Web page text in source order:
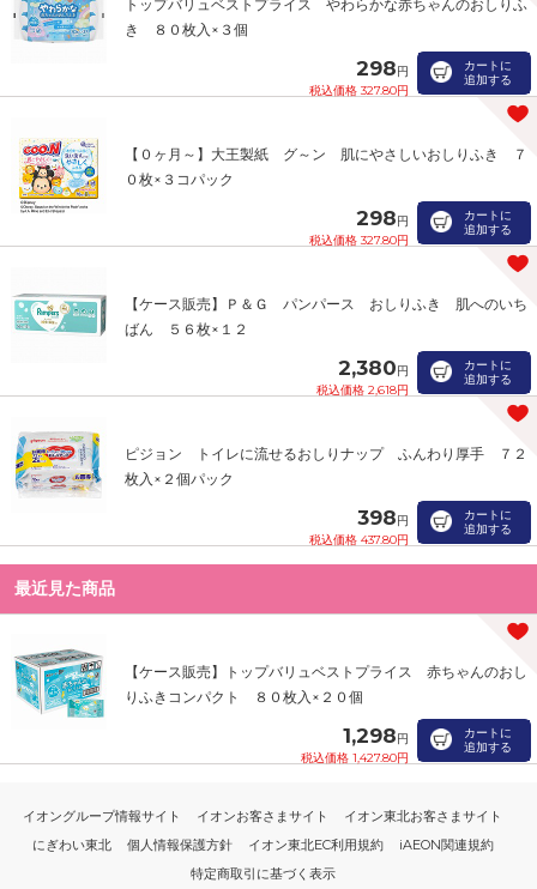
トップバリュベストプライス やわらかな赤ちゃんのおしりふ
き ８０枚入×３個
298円
税込価格 327.80円
カートに
追加する
【０ヶ月～】大王製紙 グ～ン 肌にやさしいおしりふき ７
０枚×３コパック
298円
税込価格 327.80円
カートに
追加する
【ケース販売】Ｐ＆Ｇ パンパース おしりふき 肌へのいち
ばん ５６枚×１２
2,380円
税込価格 2,618円
カートに
追加する
ピジョン トイレに流せるおしりナップ ふんわり厚手 ７２
枚入×２個パック
398円
税込価格 437.80円
カートに
追加する
最近見た商品
【ケース販売】トップバリュベストプライス 赤ちゃんのおし
りふきコンパクト ８０枚入×２０個
1,298円
税込価格 1,427.80円
カートに
追加する
イオングループ情報サイト イオンお客さまサイト
イオン東北お客さまサイト
にぎわい東北
個人情報保護方針 イオン東北EC利用規約
iAEON関連規約
特定商取引に基づく表示